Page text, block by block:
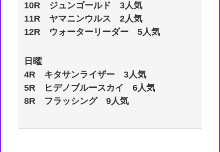
10R ジュンゴールド 3人気
11R ヤマニンウルス 2人気
12R ウォーターリーダー 5人気
日曜
4R キタサンライザー 3人気
5R ヒデノブルースカイ 6人気
8R フラッシング 9人気